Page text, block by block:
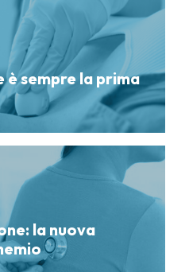
sempre la prima
la nuova